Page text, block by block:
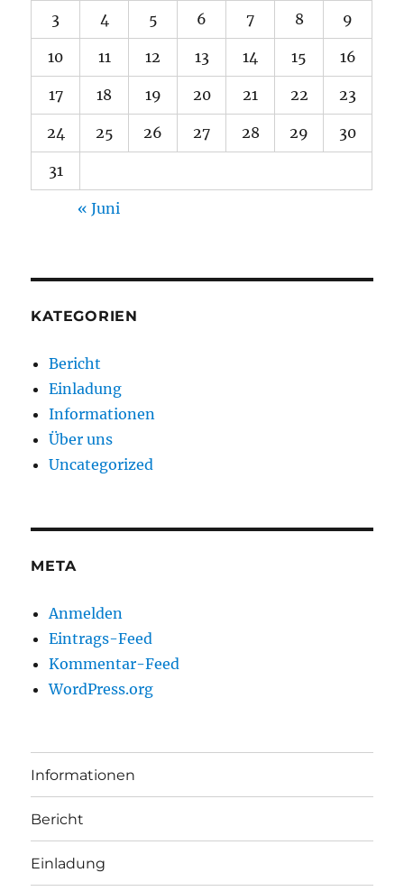
3 4 5 6 7 8 9
10 11 12 13 14 15 16
17 18 19 20 21 22 23
24 25 26 27 28 29 30
31
« Juni
KATEGORIEN
Bericht
Einladung
Informationen
Über uns
Uncategorized
META
Anmelden
Eintrags-Feed
Kommentar-Feed
WordPress.org
Informationen
Bericht
Einladung